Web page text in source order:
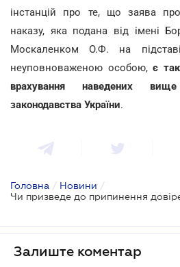
інстанцій про те, що заява
наказу, яка подана від імені
Москаленком О.Ф. на
неуповноваженою особою,є
врахування наведених
законодавства України.
Головна / Новини /
Залиште коментар